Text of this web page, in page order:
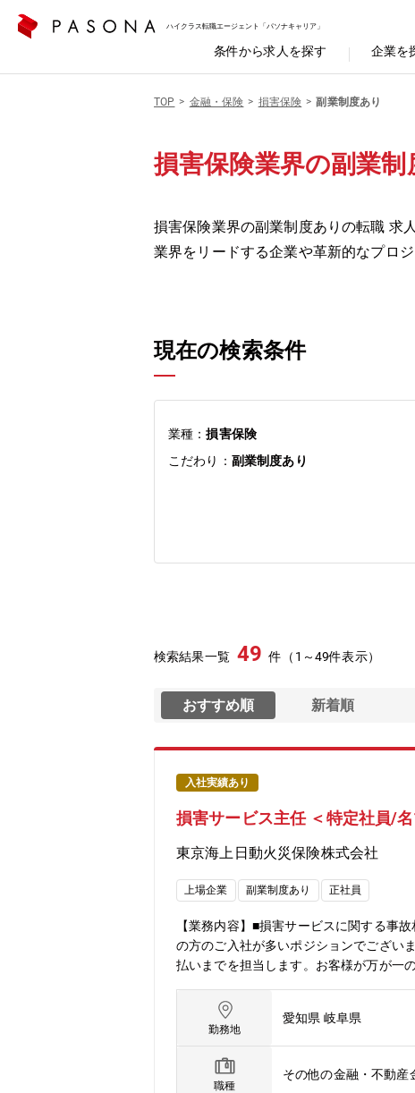
ハイクラス転職エージェント「パソナキャリア」
条件から求人を探す 企業を
TOP 金融・保険 損害保険 副業制度あり
損害保険業界の副業制
損害保険業界の副業制度ありの転職 求
業界をリードする企業や革新的なプロ
現在の検索条件
業種：損害保険
こだわり： 副業制度あり
検索結果一覧 49 件（1～49件表示）
おすすめ順 新着順
入社実績あり
損害サービス主任 ＜特定社員/
東京海上日動火災保険株式会社
上場企業 副業制度あり 正社員
【業務内容】■損害サービスに関する事
の方のご入社が多いポジションでござい
払いまでを担当します。お客様が万が一
害サービス主任の募集は、現時点で以下
勤務地
愛知県 岐阜県
職種
その他の金融・不動産